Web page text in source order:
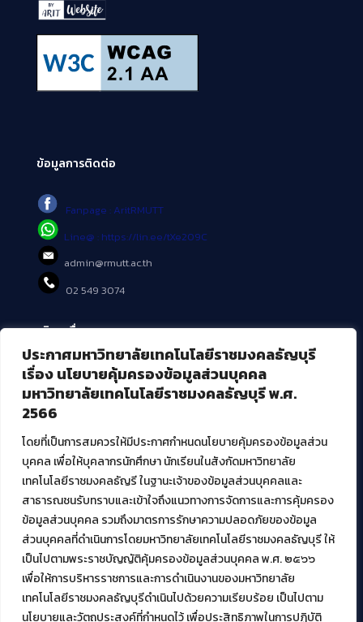
ประกาศมหาวิทยาลัยเทคโนโลยีราชมงคลธัญบุรี
เรื่อง นโยบายคุ้มครองข้อมูลส่วนบุคคล
มหาวิทยาลัยเทคโนโลยีราชมงคลธัญบุรี พ.ศ.
2566
โดยที่เป็นการสมควรให้มีประกาศกำหนดนโยบายคุ้มครองข้อมูลส่วน
บุคคล เพื่อให้บุคลากรนักศึกษา นักเรียนในสังกัดมหาวิทยาลัย
เทคโนโลยีราชมงคลธัญรี ในฐานะเจ้าของข้อมูลส่วนบุคคลและ
สาธารณชนรับทราบและเข้าใจถึงแนวทางการจัดการและการคุ้มครอง
ข้อมูลส่วนบุคคล รวมถึงมาตรการรักษาความปลอดภัยของข้อมูล
ส่วนบุคคลที่ดำเนินการโดยมหาวิทยาลัยเทคโนโลยีราชมงคลธัญบุรี ให้
เป็นไปตามพระราชบัญญัติคุ้มครองข้อมูลส่วนบุคคล พ.ศ. ๒๕๖๖
เพื่อให้การบริหารราชการและการดำเนินงานของมหาวิทยาลัย
เทคโนโลยีราชมงคลธัญบุรีดำเนินไปด้วยความเรียบร้อย เป็นไปตาม
นโยบายและวัตถุประสงค์ที่กำหนดไว้ เพื่อประสิทธิภาพในการปฏิบัติ
ข้อมูลการติดต่อ
Fanpage : AritRMUTT
Line@ : https://lin.ee/tXe209C
admin@rmutt.ac.th
02 549 3074
บริการอื่นๆ ของ สวส.
ศูนย์สื่อดิจิทัล
ศูนย์นวัตกรรมและความรู้
ศูนย์พัฒนาและบริการนวัตกรรมดิจิทัล
สมัยใหม่ (MoSeC)
งานบริการวิชาการให้กับหน่วยงานภายนอก
โครงการส่งเสริมและพัฒนาผู้ประกอบการ SME โดย. มทร.ธัญบุรี
กิจกรรมการเชื่อมโยงเครือข่ายผู้ให้บริการเครื่องจักรกลทางการ
เกษตร ภายใต้โครงการส่งเสริมการรแปรรูปสินค้าเกษตรระดับชุมชน
กรมส่งเสริมอุตสาหกรรม
โครงการยกระดับเศรษฐกิจและสังคมรายตำบลแบบบูรณาการ (1
ตำบล 1 มหาวิทยาลัย)